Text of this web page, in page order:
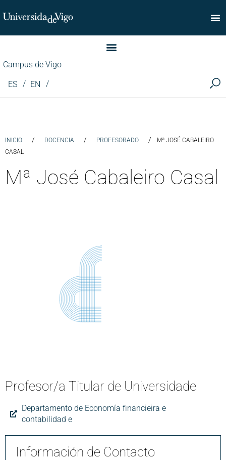
Facultade de Comercio
Campus de Vigo
ES EN
INICIO / DOCENCIA / PROFESORADO /
Mª JOSÉ CABALEIRO
CASAL
Mª José Cabaleiro Casal
Profesor/a Titular de Universidade
Departamento de Economía financieira e
contabilidad e
Información de Contacto